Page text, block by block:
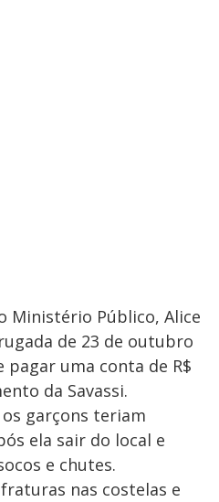
Ministério Público, Alice
de 23 de outubro
pagar uma conta de R$
da Savassi.
garçons teriam
ela sair do local e
e chutes.
nas costelas e